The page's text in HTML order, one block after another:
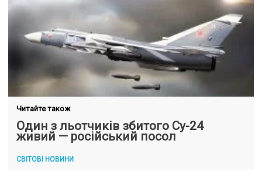
Читайте також
Один з льотчиків збитого Су-24
живий — російський посол
СВІТОВІ НОВИНИ